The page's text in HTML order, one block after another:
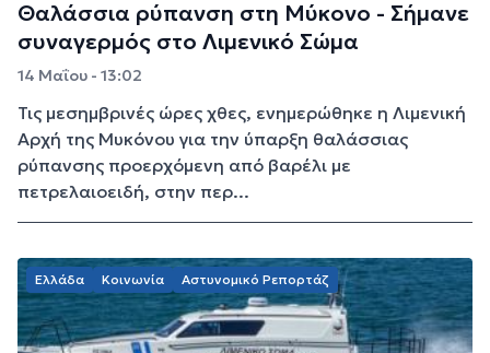
Θαλάσσια ρύπανση στη Μύκονο - Σήμανε
συναγερμός στο Λιμενικό Σώμα
14 Μαΐου - 13:02
Τις μεσημβρινές ώρες χθες, ενημερώθηκε η Λιμενική
Αρχή της Μυκόνου για την ύπαρξη θαλάσσιας
ρύπανσης προερχόμενη από βαρέλι με
πετρελαιοειδή, στην περ...
Ελλάδα Κοινωνία Αστυνομικό Ρεπορτάζ